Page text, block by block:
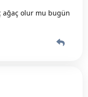
ağaç olur mu bugün